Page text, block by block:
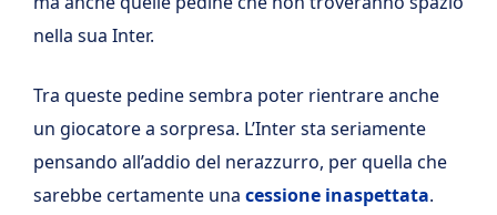
nella sua Inter.
Tra queste pedine sembra poter rientrare anche
un giocatore a sorpresa. L’Inter sta seriamente
pensando all’addio del nerazzurro, per quella che
sarebbe certamente una cessione inaspettata.